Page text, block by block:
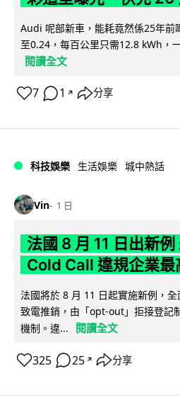
Audi 呢部新車，能耗竟然係25年
至0.24，每百公里只需12.8 kWh，
閱讀全文
7 1 ↗ 分享
科技娛樂 生活娛樂 城中熱話
Vin 1 日
法國 8 月 11 日出新
Cold Call 違規企業
法國將於 8 月 11 日起實施新例，
致電推銷，由「opt-out」拒接登記
機制。違...
閱讀全文
325 25 ↗ 分享